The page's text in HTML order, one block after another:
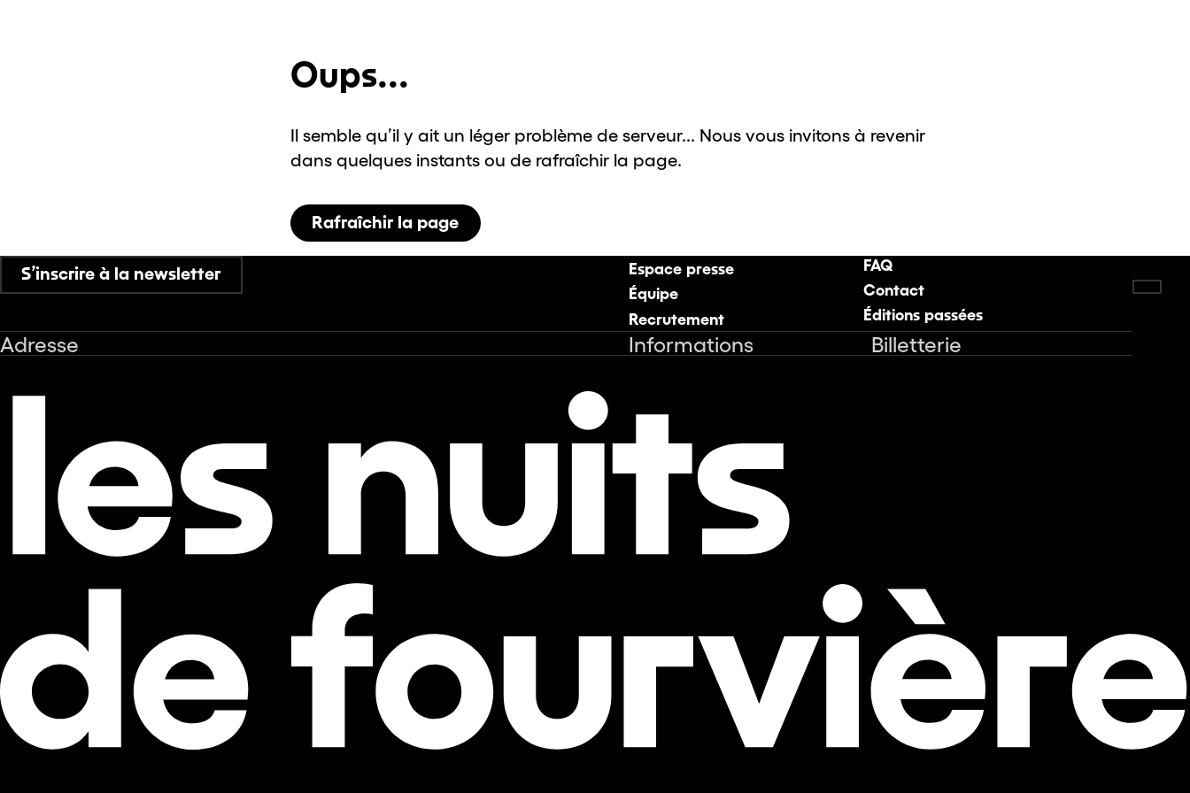
Oups...
Il semble qu’il y ait un léger problème de serveur... Nous vous invitons à revenir
dans quelques instants ou de rafraîchir la page.
Rafraîchir la page
S’inscrire à la newsletter
Espace presse
Équipe
Recrutement
FAQ
Contact
Éditions passées
Adresse Informations Billetterie